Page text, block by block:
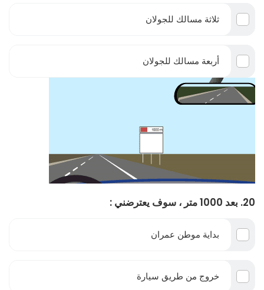
ثلاثة مسالك للجولان
أربعة مسالك للجولان
20. بعد 1000 متر ، سوف يعترضني :
بداية موطن عمران
خروج من طريق سيارة